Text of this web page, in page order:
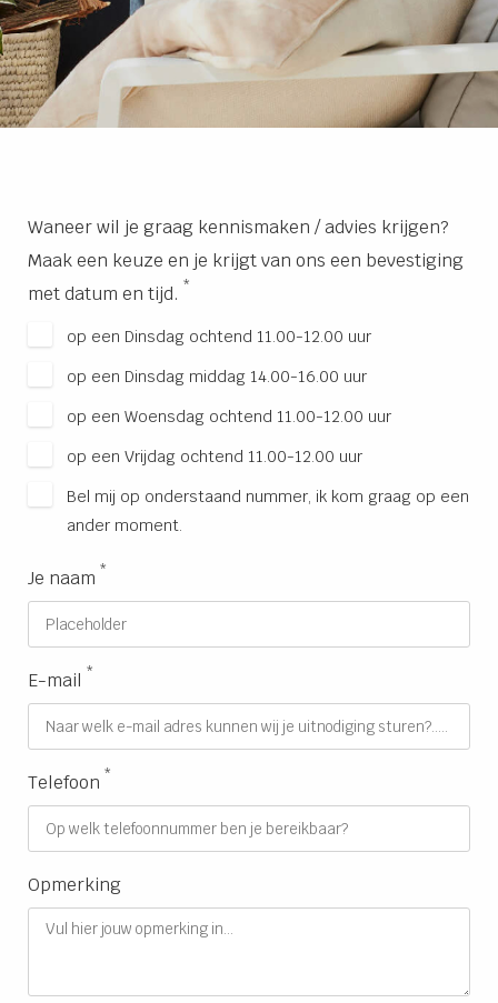
Waneer wil je graag kennismaken / advies krijgen?
Maak een keuze en je krijgt van ons een bevestiging
met datum en tijd. *
op een Dinsdag ochtend 11.00-12.00 uur
op een Dinsdag middag 14.00-16.00 uur
op een Woensdag ochtend 11.00-12.00 uur
op een Vrijdag ochtend 11.00-12.00 uur
Bel mij op onderstaand nummer, ik kom graag op een
ander moment.
Je naam *
E-mail *
Telefoon *
Opmerking